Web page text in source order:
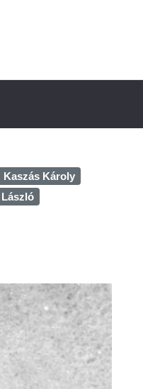
Kaszás Károly